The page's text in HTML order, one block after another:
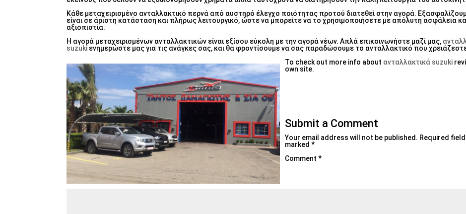
Κάθε μεταχειρισμένο ανταλλακτικό περνά από αυστηρό έλεγχο ποιότητας προτού διατεθεί στην αγορά.
είναι σε άριστη κατάσταση και πλήρως λειτουργικό, ώστε να μπορείτε να το χρησιμοποιήσετε με απόλυτη ασφάλεια
αξιοπιστία.
Η αγορά μεταχειρισμένων ανταλλακτικών είναι εξίσου εύκολη με την αγορά νέων. Απλά επικοινωνήστε μαζί μας,
suzuki ενημερώστε μας για τις ανάγκες σας, και θα φροντίσουμε να σας παραδώσουμε το ανταλλακτικό που
To check out more info about ανταλλακτικά suzuki
own site.
Submit a Comment
Your email address will not be published. Required
marked*
Comment*